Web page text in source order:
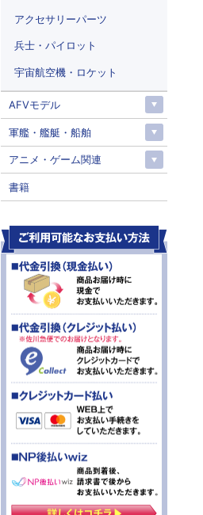
アクセサリーパーツ
兵士・パイロット
宇宙航空機・ロケット
AFVモデル
軍艦・艦艇・船舶
アニメ・ゲーム関連
書籍